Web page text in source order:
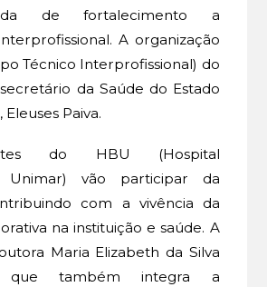
de fortalecimento a
A organização
Técnico Interprofissional) do
da Saúde do Estado
Paiva.
do HBU (Hospital
Unimar) vão participar da
com a vivência da
na instituição e saúde. A
Maria Elizabeth da Silva
que também integra a